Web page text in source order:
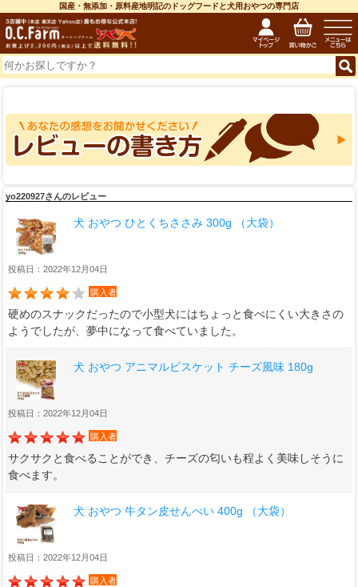
国産・無添加・原料産地明記のドッグフードと犬用おやつの専門店
yo220927さんのレビュー
犬 おやつ ひとくちささみ 300g （大袋）
投稿日：2022年12月04日
購入者
硬めのスナックだったので小型犬にはちょっと食べにくい大きさの
ようでしたが、夢中になって食べていました。
犬 おやつ アニマルビスケット チーズ風味 180g
投稿日：2022年12月04日
購入者
サクサクと食べることができ、チーズの匂いも程よく美味しそうに
食べます。
犬 おやつ 牛タン皮せんべい 400g （大袋）
投稿日：2022年12月04日
購入者